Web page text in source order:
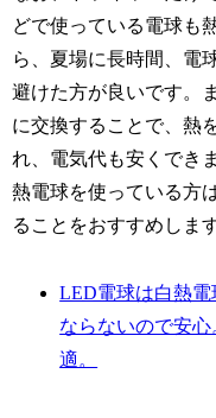
どで使っている電球も
ら、夏場に長時間、電
避けた方が良いです。
に交換することで、熱
れ、電気代も安くでき
熱電球を使っている方
ることをおすすめします
LED電球は白熱電
ならないので安
適。